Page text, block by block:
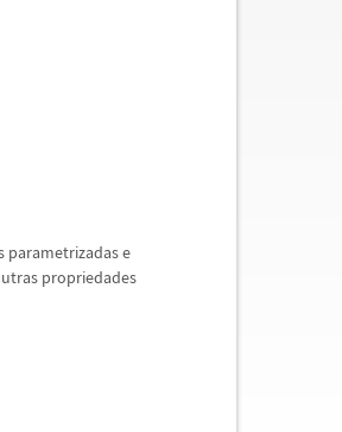
parametrizadas e
propriedades